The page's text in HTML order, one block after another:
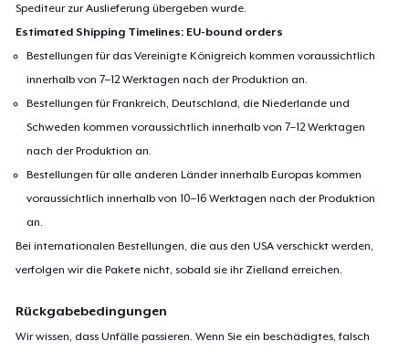
Spediteur zur Auslieferung übergeben wurde.
Estimated Shipping Timelines: EU-bound orders
Bestellungen für das Vereinigte Königreich kommen voraussichtlich
innerhalb von 7–12 Werktagen nach der Produktion an.
Bestellungen für Frankreich, Deutschland, die Niederlande und
Schweden kommen voraussichtlich innerhalb von 7–12 Werktagen
nach der Produktion an.
Bestellungen für alle anderen Länder innerhalb Europas kommen
voraussichtlich innerhalb von 10–16 Werktagen nach der Produktion
an.
Bei internationalen Bestellungen, die aus den USA verschickt werden,
verfolgen wir die Pakete nicht, sobald sie ihr Zielland erreichen.
Rückgabebedingungen
Wir wissen, dass Unfälle passieren. Wenn Sie ein beschädigtes, falsch